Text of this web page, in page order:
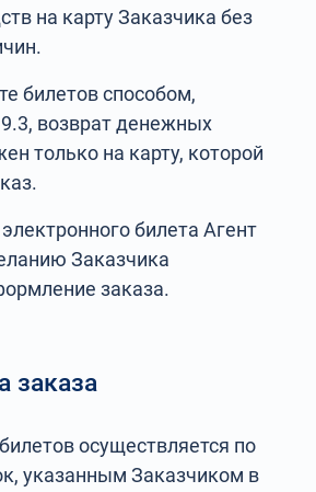
на карту Заказчика без
билетов способом,
возврат денежных
только на карту, которой
билета Агент
Заказчика
заказа.
заказа
осуществляется по
указанным Заказчиком в